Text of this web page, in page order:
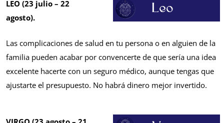
LEO (23 julio – 22
agosto).
Las complicaciones de salud en tu persona o en alguien de la
familia pueden acabar por convencerte de que sería una idea
excelente hacerte con un seguro médico, aunque tengas que
ajustarte el presupuesto. No habrá dinero mejor invertido.